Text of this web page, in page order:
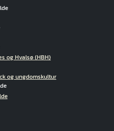
og Hvalsø (HBH)
og ungdomskultur